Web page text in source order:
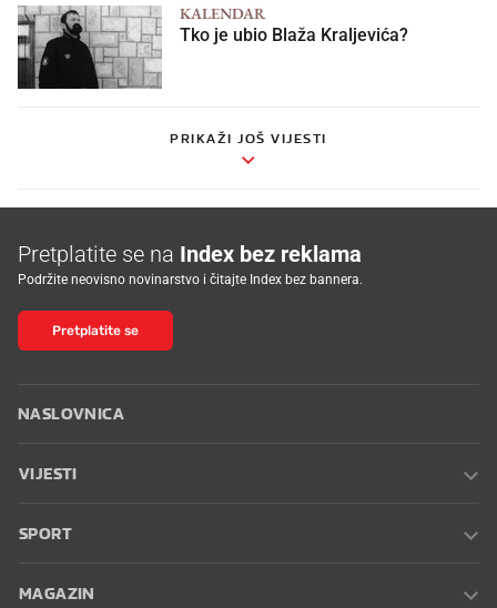
KALENDAR
Tko je ubio Blaža Kraljevića?
PRIKAŽI JOŠ VIJESTI
Pretplatite se na Index bez reklama
Podržite neovisno novinarstvo i čitajte Index bez bannera.
Pretplatite se
NASLOVNICA
VIJESTI
SPORT
MAGAZIN